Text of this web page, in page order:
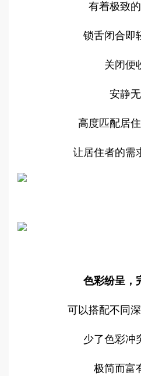
有着极致
锁舌闭合即
关闭便
安静
高度匹配居
让居住者的需
色彩纷呈，
可以搭配不同
少了色彩冲
极简而富